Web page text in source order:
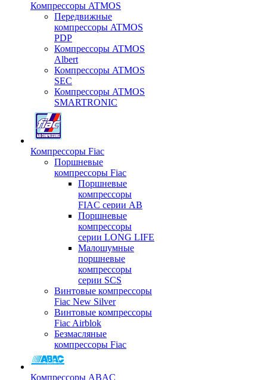
Компрессоры ATMOS
Передвижные
компрессоры ATMOS
PDP
Компрессоры ATMOS
Albert
Компрессоры ATMOS
SEC
Компрессоры ATMOS
SMARTRONIC
Компрессоры Fiac
Поршневые
компрессоры Fiac
Поршневые
компрессоры
FIAC серии AB
Поршневые
компрессоры
серии LONG LIFE
Малошумные
поршневые
компрессоры
серии SCS
Винтовые компрессоры
Fiac New Silver
Винтовые компрессоры
Fiac Airblok
Безмасляные
компрессоры Fiac
Компрессоры ABAC